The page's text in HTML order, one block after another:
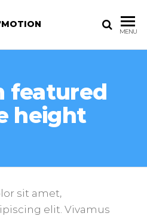
MENU
featured
height
sit amet,
elit. Vivamus